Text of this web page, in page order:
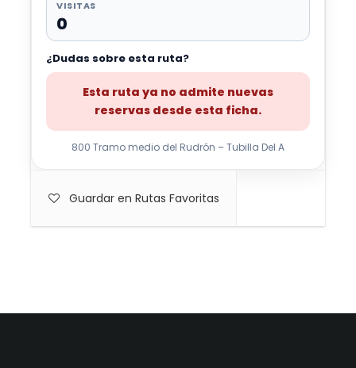
VISITAS
0
¿Dudas sobre esta ruta?
Esta ruta ya no admite nuevas
reservas desde esta ficha.
800 Tramo medio del Rudrón – Tubilla Del A
Guardar en Rutas Favoritas